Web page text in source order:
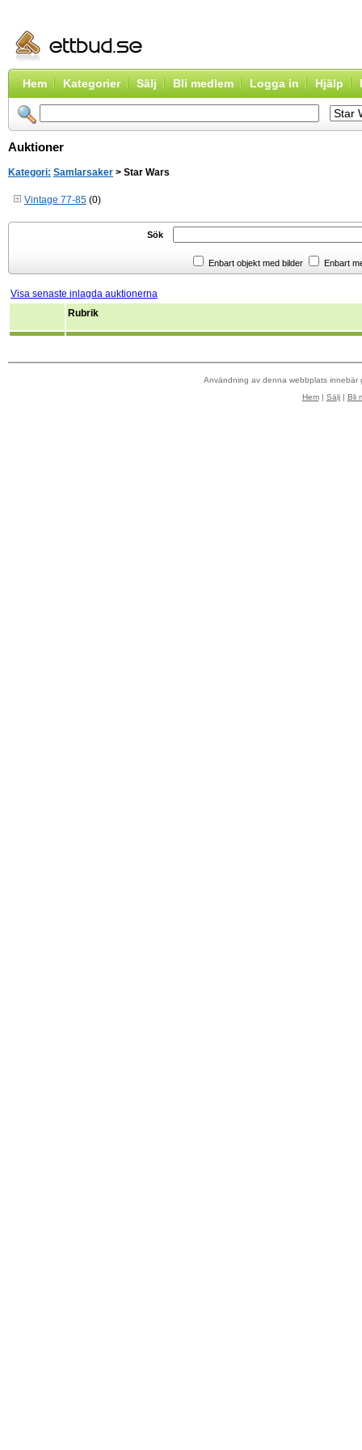
Hem Kategorier Sälj Bli medlem Logga in Hjälp
Auktioner
Kategori: Samlarsaker > Star Wars
Vintage 77-85 (0)
Sök
Enbart objekt med bilder Enbart
Visa senaste inlagda auktionerna
Rubrik
Användning av denna webbplats
Hem| Sälj| Bli